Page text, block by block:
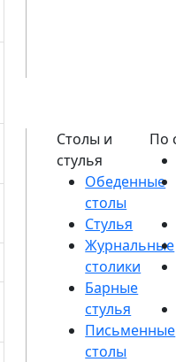
Обеденные
столы
Стулья
Журнальные
столики
Барные
стулья
Письменные
столы